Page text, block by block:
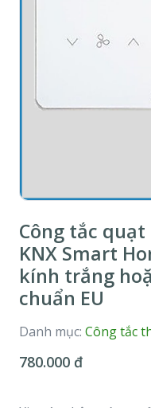
Công tắc
KNX Smart
kính trắng
chuẩn EU
Danh mục: Công tắc
780.000 đ